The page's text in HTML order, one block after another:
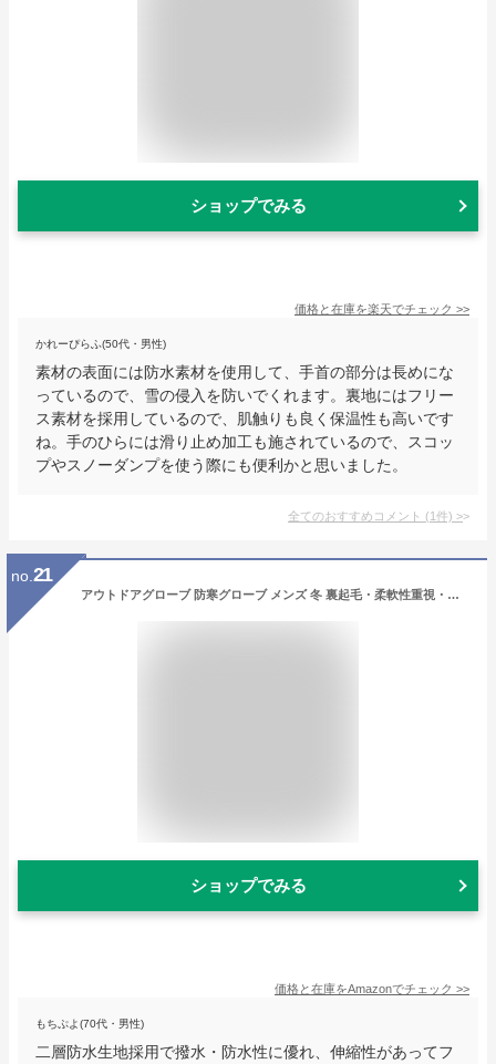
ショップでみる
価格と在庫を楽天でチェック >>
かれーぴらふ(50代・男性)
素材の表面には防水素材を使用して、手首の部分は長めにな
っているので、雪の侵入を防いでくれます。裏地にはフリー
ス素材を採用しているので、肌触りも良く保温性も高いです
ね。手のひらには滑り止め加工も施されているので、スコッ
プやスノーダンプを使う際にも便利かと思いました。
全てのおすすめコメント (1件) >
no. 21
アウトドアグローブ 防寒グローブ メンズ 冬 裏起毛・柔軟性重視・防風・防水 ・スマホ対応 ・滑り止め加工 防寒手袋 サイクリング手袋 自転車グローブ バイクグローブ 登山 サイクリング 釣り ランニング 通勤 通学 作業 冬用 男女兼用 (ブラック, M)
ショップでみる
価格と在庫をAmazonでチェック >>
もちぷよ(70代・男性)
二層防水生地採用で撥水・防水性に優れ、伸縮性があってフ